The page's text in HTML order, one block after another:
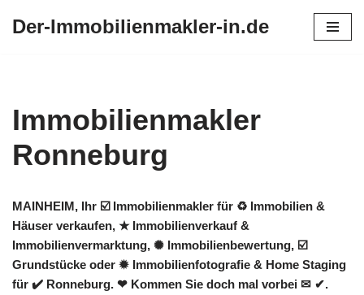
Der-Immobilienmakler-in.de
Immobilienmakler
Ronneburg
MAINHEIM, Ihr ☑️ Immobilienmakler für ♻ Immobilien &
Häuser verkaufen, ★ Immobilienverkauf &
Immobilienvermarktung, ✺ Immobilienbewertung, ☑️
Grundstücke oder ✹ Immobilienfotografie & Home Staging
für ✔️ Ronneburg. ❤ Kommen Sie doch mal vorbei ✉ ✔.